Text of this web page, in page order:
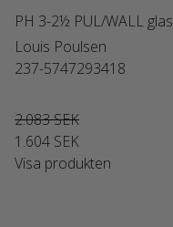
PH 3-2½ PUL/WALL glas
Louis Poulsen
237-5747293418
2.083 SEK
1.604 SEK
Visa produkten